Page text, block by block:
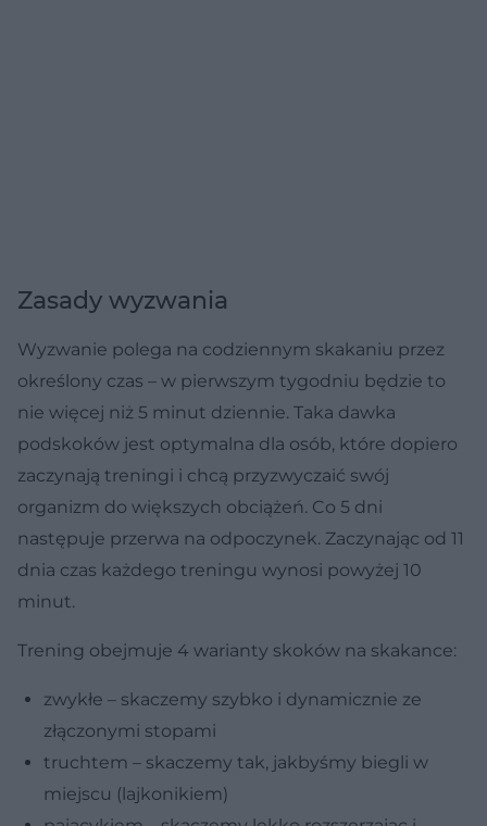
Zasady wyzwania
Wyzwanie polega na codziennym skakaniu przez
określony czas – w pierwszym tygodniu będzie to
nie więcej niż 5 minut dziennie. Taka dawka
podskoków jest optymalna dla osób, które dopiero
zaczynają treningi i chcą przyzwyczaić swój
organizm do większych obciążeń. Co 5 dni
następuje przerwa na odpoczynek. Zaczynając od 11
dnia czas każdego treningu wynosi powyżej 10
minut.
Trening obejmuje 4 warianty skoków na skakance:
zwykłe – skaczemy szybko i dynamicznie ze
złączonymi stopami
truchtem – skaczemy tak, jakbyśmy biegli w
miejscu (lajkonikiem)